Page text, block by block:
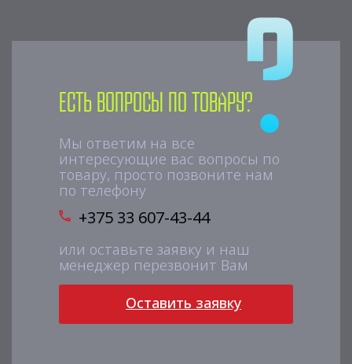
Есть вопросы по товару?
Мы ответим на все
интересующие вас вопросы по
товару, просто позвоните нам
по телефону
+375 33 607-43-44
или оставьте заявку и наш
менеджер перезвонит Вам
Оставить заявку